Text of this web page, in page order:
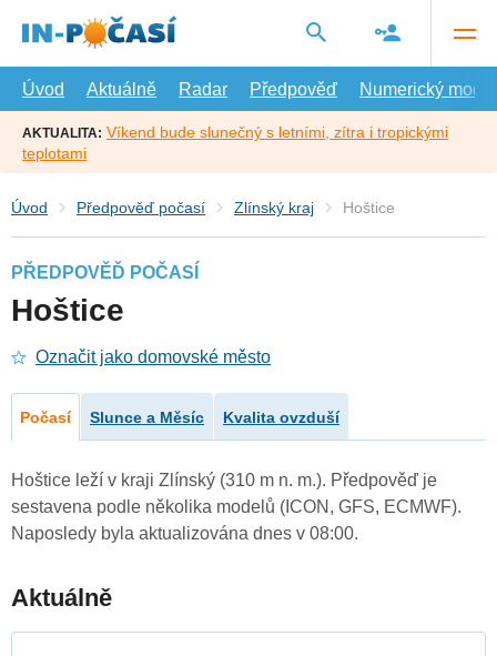
hlavní
Úvod
Aktuálně Radar Předpověď Numerický model
AKTUALITA: Víkend bude slunečný s letními, zítra i tropickými
teplotami
Úvod Předpověď počasí Zlínský kraj Hoštice
PŘEDPOVĚĎ POČASÍ
Hoštice
Označit jako domovské město
Počasí Slunce a Měsíc Kvalita ovzduší
Hoštice leží v kraji Zlínský (310 m n. m.). Předpověď je
sestavena podle několika modelů (ICON, GFS, ECMWF).
Naposledy byla aktualizována dnes v 08:00.
Aktuálně